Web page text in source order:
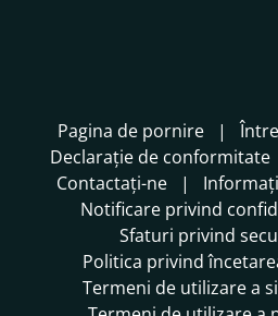
Pagina de pornire
Declarație de conformitate
Contactați-ne
Notificare privind
Sfaturi privind
Politica privind
Termeni de utilizare a